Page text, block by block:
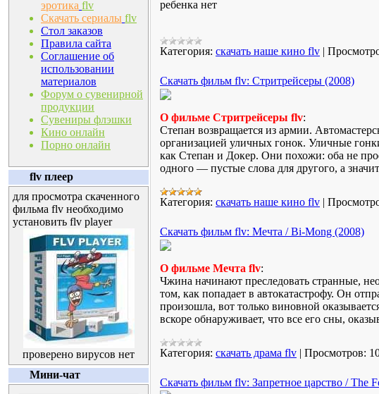
эротика flv
Скачать сериалы flv
Стол заказов
Правила сайта
Соглашение об
использовании
материалов
Форум о сувенирной
продукции
Сувениры флэшки
Кино онлайн
Порно онлайн
flv плеер
для просмотра скаченного
фильма flv необходимо
установить flv player
проверено вирусов нет
Мини-чат
ребенка нет
Категория: скачать наше кино flv |
Скачать фильм flv: Стритрейсеры (2008)
О фильме Стритрейсеры flv:
Степан возвращается из армии.
организацией уличных гонок. Уличные
как Степан и Докер. Они похожи: оба не
одного — пустые слова для другого, а
Категория: скачать наше кино flv |
Скачать фильм flv: Мечта / Bi-Mong (2008)
О фильме Мечта flv:
Чжина начинают преследовать странные,
том, как попадает в автокатастрофу. Он
произошла, вот только виновной
вскоре обнаруживает, что все его сны,
Категория: скачать драма flv | Просмотров:
Скачать фильм flv: Запретное царство / The